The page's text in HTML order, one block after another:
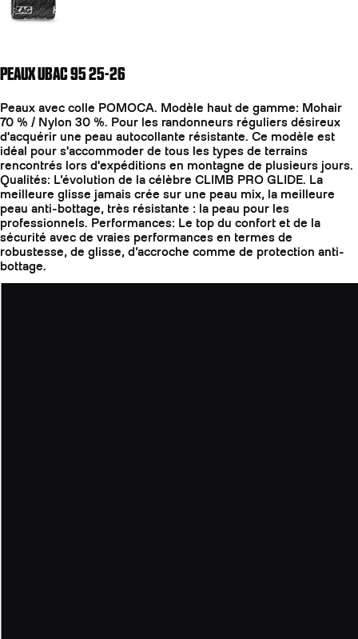
PEAUX UBAC 95 25-26
Peaux avec colle POMOCA. Modèle haut de gamme: Mohair
70 % / Nylon 30 %. Pour les randonneurs réguliers désireux
d'acquérir une peau autocollante résistante. Ce modèle est
idéal pour s'accommoder de tous les types de terrains
rencontrés lors d'expéditions en montagne de plusieurs jours.
Qualités: L’évolution de la célèbre CLIMB PRO GLIDE. La
meilleure glisse jamais crée sur une peau mix, la meilleure
peau anti-bottage, très résistante : la peau pour les
professionnels. Performances: Le top du confort et de la
sécurité avec de vraies performances en termes de
robustesse, de glisse, d’accroche comme de protection anti-
bottage.